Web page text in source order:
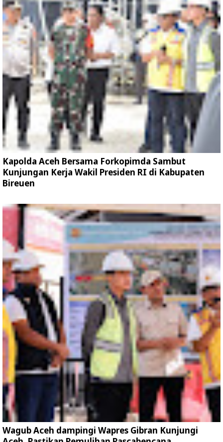
Kapolda Aceh Bersama Forkopimda Sambut
Kunjungan Kerja Wakil Presiden RI di Kabupaten
Bireuen
Wagub Aceh dampingi Wapres Gibran Kunjungi